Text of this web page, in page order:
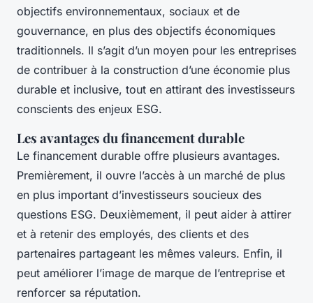
objectifs environnementaux, sociaux et de
gouvernance, en plus des objectifs économiques
traditionnels. Il s’agit d’un moyen pour les entreprises
de contribuer à la construction d’une économie plus
durable et inclusive, tout en attirant des investisseurs
conscients des enjeux ESG.
Les avantages du financement durable
Le financement durable offre plusieurs avantages.
Premièrement, il ouvre l’accès à un marché de plus
en plus important d’investisseurs soucieux des
questions ESG. Deuxièmement, il peut aider à attirer
et à retenir des employés, des clients et des
partenaires partageant les mêmes valeurs. Enfin, il
peut améliorer l’image de marque de l’entreprise et
renforcer sa réputation.